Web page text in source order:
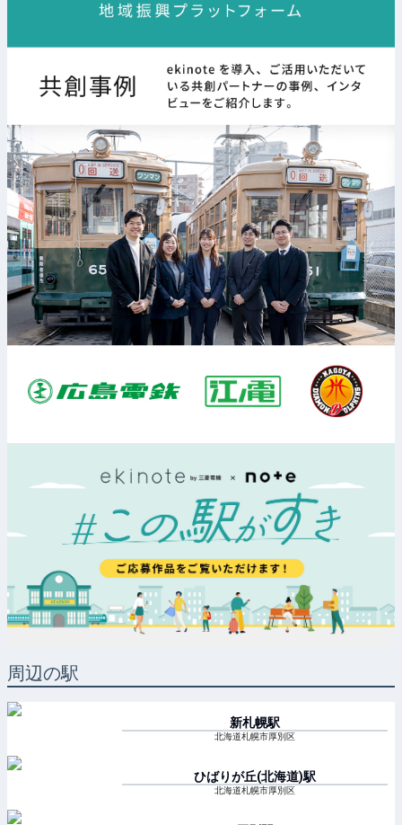
周辺の駅
新札幌駅
北海道札幌市厚別区
ひばりが丘(北海道)駅
北海道札幌市厚別区